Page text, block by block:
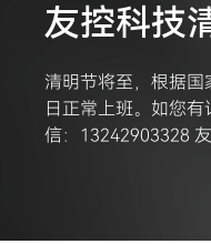
友控科技
清明节将至，根据
日正常上班。如您
信：13242903328